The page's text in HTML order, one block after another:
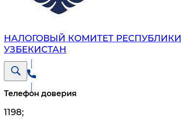
НАЛОГОВЫЙ КОМИТЕТ РЕСПУБЛИКИ
УЗБЕКИСТАН
Телефон доверия
1198;